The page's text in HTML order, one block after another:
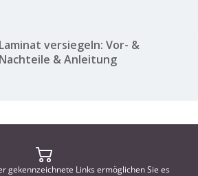
Laminat versiegeln: Vor- &
Nachteile & Anleitung
gekennzeichnete Links ermöglichen Sie es